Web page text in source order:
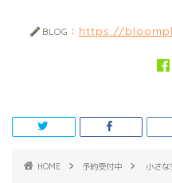
BLOG： https://
HOME 予約受付中 小さな